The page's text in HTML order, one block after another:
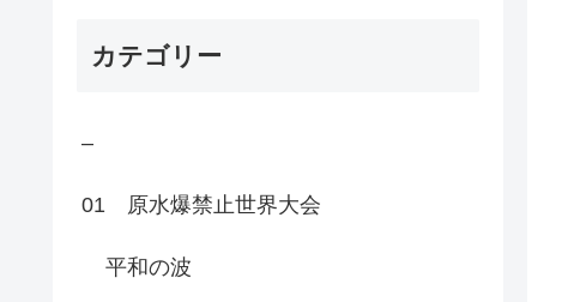
カテゴリー
–
01 原水爆禁止世界大会
平和の波